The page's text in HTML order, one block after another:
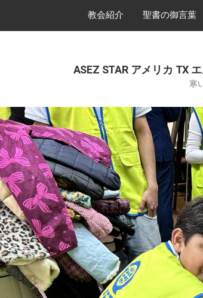
教会紹介 ​聖書の御言葉
ASEZ STAR アメリカ TX
寒